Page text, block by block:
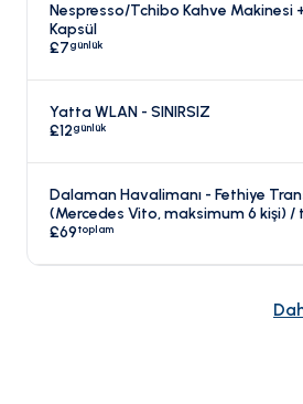
Nespresso/Tchibo Kahve Makinesi
Kapsül
£7günlük
Yatta WLAN - SINIRSIZ
£12günlük
Dalaman Havalimanı - Fethiye
(Mercedes Vito, maksimum 6 kişi) /
£69toplam